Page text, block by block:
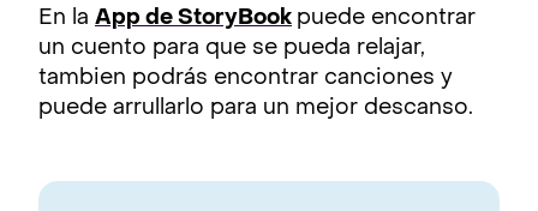
En la App de StoryBook puede encontrar
un cuento para que se pueda relajar,
tambien podrás encontrar canciones y
puede arrullarlo para un mejor descanso.